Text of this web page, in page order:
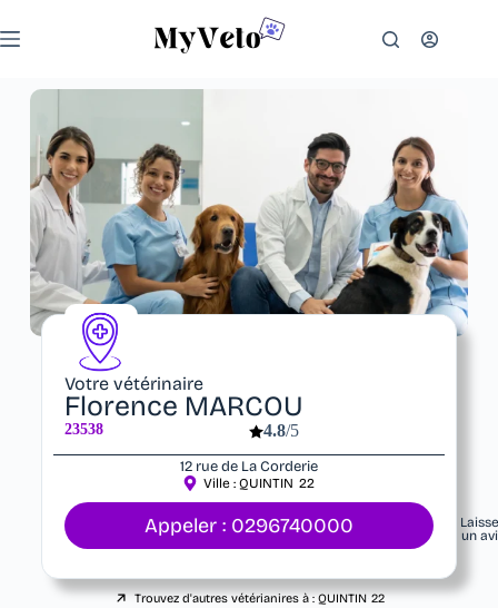
Votre vétérinaire
Florence MARCOU
23538 4.8/5
12 rue de La Corderie
Ville :QUINTIN 22
Appeler : 0296740000
un
Trouvez d'autres vétérianires à : QUINTIN 22